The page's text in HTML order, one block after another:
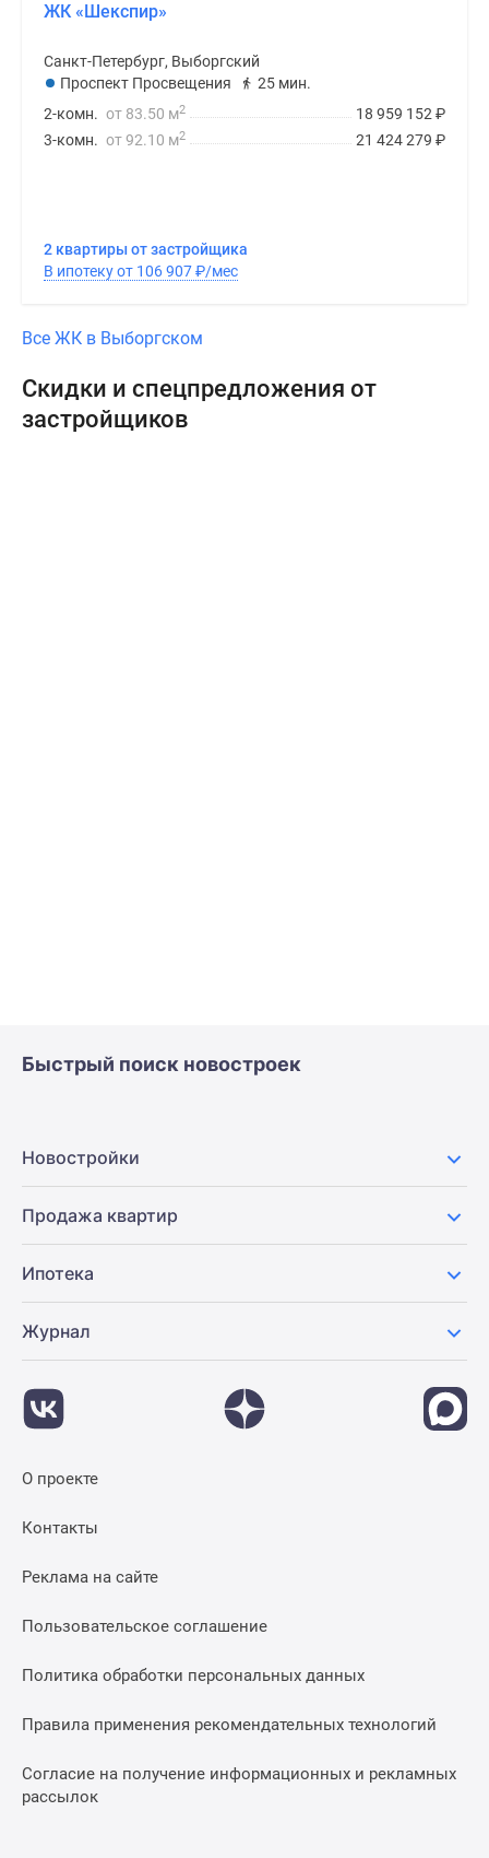
ЖК «Шекспир»
Санкт-Петербург, Выборгский
Проспект Просвещения
25 мин.
18 959 152 ₽
2-комн. от 83.50 м2
21 424 279 ₽
3-комн. от 92.10 м2
2 квартиры от застройщика
В ипотеку от 106 907₽/мес
Все ЖК в Выборгском
Скидки и спецпредложения от
застройщиков
Быстрый поиск новостроек
Новостройки
Продажа квартир
Ипотека
Журнал
О проекте
Контакты
Реклама на сайте
Пользовательское соглашение
Политика обработки персональных данных
Правила применения рекомендательных технологий
Согласие на получение информационных и рекламных
рассылок